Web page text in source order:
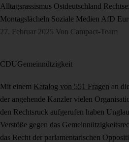
Alltagsrassismus Ostdeutschland
Montagslächeln Soziale Medien AfD
27. Februar 2025 Von Campact-Team
CDUGemeinnützigkeit
Mit einem Katalog von 551 Fragen an
der angehende Kanzler vielen
den Rechtsruck aufgerufen haben
Verstöße gegen das
das Recht der parlamentarischen